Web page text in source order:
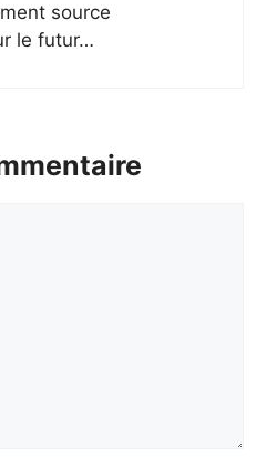
source
le futur…